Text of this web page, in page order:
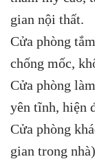
gian nội thất.
Cửa phòng
chống mốc,
Cửa phòng
yên tĩnh, hiện
Cửa phòng
gian trong